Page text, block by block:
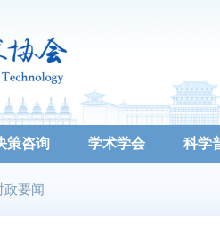
策咨询 学术学会 科学
政要闻